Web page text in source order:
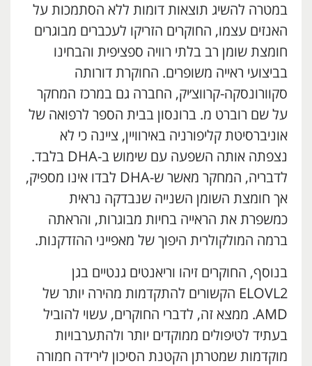
במטרה להשיג תוצאות דומות ללא הסתמכות על
האנזים עצמו, החוקרים הזריקו לעכברים מבוגרים
חומצת שומן רב בלתי רוויה ספציפית והבחינו
בביצועי ראייה משופרים. החוקרת דורותה
סקוורונסקה-קרווצ׳יק, החברה גם במרכז המחקר
על שם רוברט מ. ברונסון בבית הספר לרפואה של
אוניברסיטת קליפורניה באירוויין, ציינה כי לא
נצפתה אותה השפעה עם שימוש ב-DHA בלבד.
לדבריה, המחקר מאשר ש-DHA לבדו אינו מספיק,
אך חומצת השומן השנייה שנבדקה נראית
כמשפרת את הראייה בחיות מבוגרות, והראתה
ברמה המולקולרית היפוך של מאפייני ההזדקנות.
בנוסף, החוקרים זיהו וריאנטים גנטיים בגן
ELOVL2 הקשורים להתקדמות מהירה יותר של
AMD. ממצא זה, לדברי החוקרים, עשוי להוביל
בעתיד לטיפולים ממוקדים יותר ולהתערבויות
מוקדמות שמטרתן הקטנת הסיכון לירידה חמורה